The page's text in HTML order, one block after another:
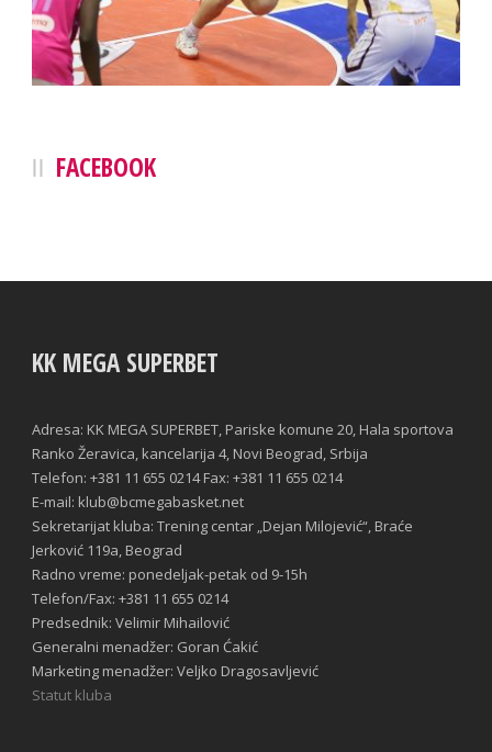
FACEBOOK
KK MEGA SUPERBET
Adresa: KK MEGA SUPERBET, Pariske komune 20, Hala sportova
Ranko Žeravica, kancelarija 4, Novi Beograd, Srbija
Telefon: +381 11 655 0214 Fax: +381 11 655 0214
E-mail: klub@bcmegabasket.net
Sekretarijat kluba: Trening centar „Dejan Milojević“, Braće
Jerković 119a, Beograd
Radno vreme: ponedeljak-petak od 9-15h
Telefon/Fax: +381 11 655 0214
Predsednik: Velimir Mihailović
Generalni menadžer: Goran Ćakić
Marketing menadžer: Veljko Dragosavljević
Statut kluba